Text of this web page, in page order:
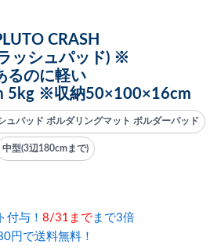
CRASH
ッシュパッド) ※
るのに軽い
5kg ※収納50×100×16cm
ュパッド ボルダリングマット ボルダーパッド
中型(3辺180cmまで)
付与！ 8/31まで まで3倍
円で送料無料！